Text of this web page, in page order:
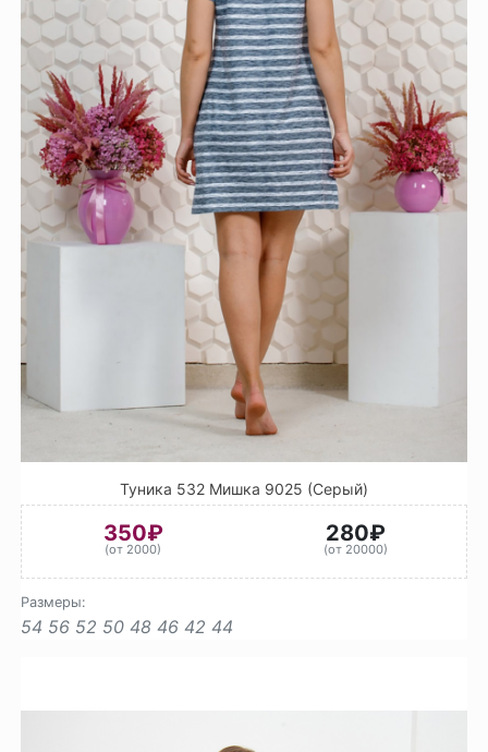
Туника 532 Мишка 9025 (Серый)
350₽
(от 2000)
280₽
(от 20000)
Размеры:
54 56 52 50 48 46 42 44